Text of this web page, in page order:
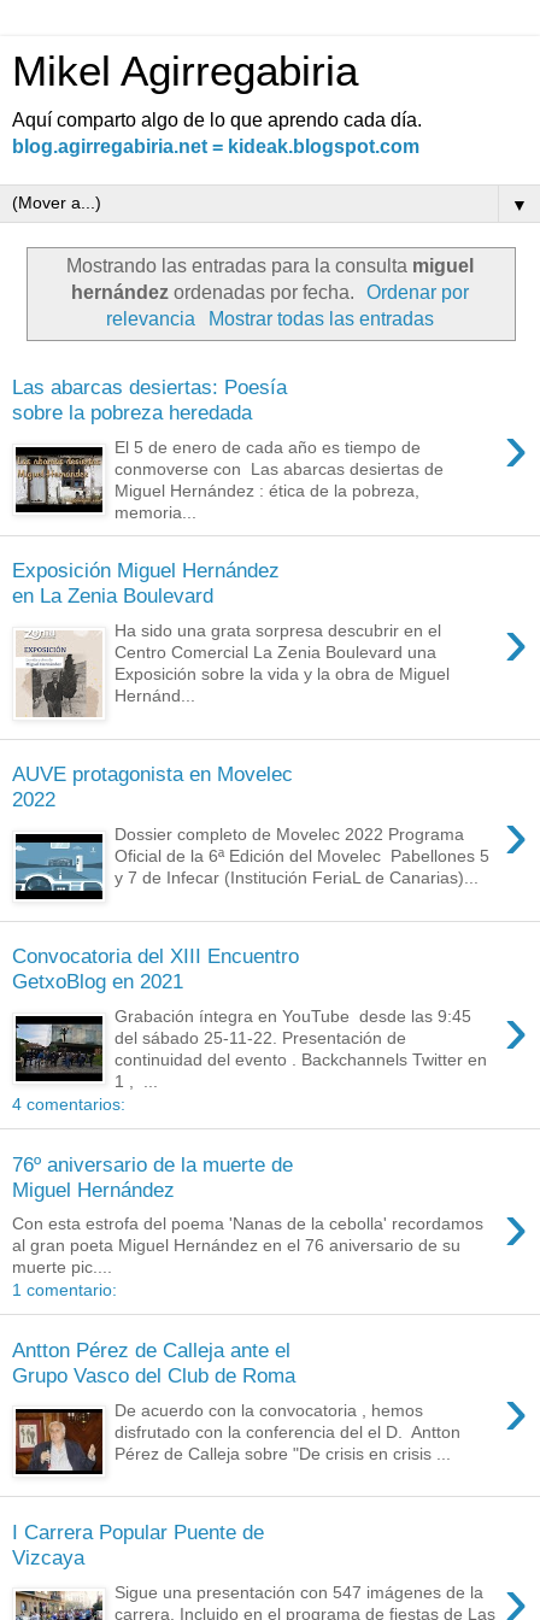
Mikel Agirregabiria
Aquí comparto algo de lo que aprendo cada día.
blog.agirregabiria.net = kideak.blogspot.com
▼
Mostrando las entradas para la consulta miguel
hernándezordenadas por fecha.
Ordenar por
relevancia
Mostrar todas las entradas
Las abarcas desiertas: Poesía
sobre la pobreza heredada
›
El 5 de enero de cada año es tiempo de
conmoverse con Las abarcas desiertas de
Miguel Hernández : ética de la pobreza,
memoria...
Exposición Miguel Hernández
en La Zenia Boulevard
›
Ha sido una grata sorpresa descubrir en el
Centro Comercial La Zenia Boulevard una
Exposición sobre la vida y la obra de Miguel
Hernánd...
AUVE protagonista en Movelec
2022
›
Dossier completo de Movelec 2022 Programa
Oficial de la 6ª Edición del Movelec Pabellones 5
y 7 de Infecar (Institución FeriaL de Canarias)...
Convocatoria del XIII Encuentro
GetxoBlog en 2021
›
Grabación íntegra en YouTube desde las 9:45
del sábado 25-11-22. Presentación de
continuidad del evento . Backchannels Twitter en
1 , ...
4 comentarios:
76º aniversario de la muerte de
Miguel Hernández
›
Con esta estrofa del poema 'Nanas de la cebolla' recordamos
al gran poeta Miguel Hernández en el 76 aniversario de su
muerte pic....
1 comentario:
Antton Pérez de Calleja ante el
Grupo Vasco del Club de Roma
›
De acuerdo con la convocatoria , hemos
disfrutado con la conferencia del el D. Antton
Pérez de Calleja sobre "De crisis en crisis ...
I Carrera Popular Puente de
Vizcaya
›
Sigue una presentación con 547 imágenes de la
carrera. Incluido en el programa de fiestas de Las